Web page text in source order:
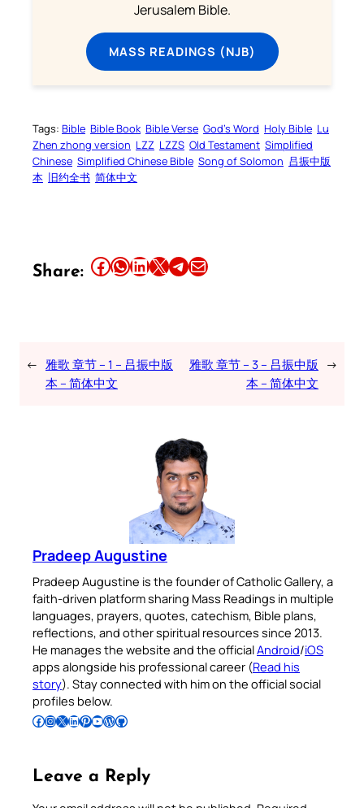
Jerusalem Bible.
MASS READINGS (NJB)
Tags: Bible Bible Book Bible Verse God’s Word Holy Bible Lu
Zhen zhong version LZZ LZZS Old Testament Simplified
Chinese Simplified Chinese Bible Song of Solomon 吕振中版
本 旧约全书 简体中文
Share: Share this article on Facebook Share this article on WhatsApp Share this article on LinkedIn Share this article on X Share this article on TelegramEmail this Article
← 雅歌 章节 – 1 – 吕振中版
本 – 简体中文
雅歌 章节 – 3 – 吕振中版
本 – 简体中文
→
Pradeep Augustine
Pradeep Augustine is the founder of Catholic Gallery, a
faith-driven platform sharing Mass Readings in multiple
languages, prayers, quotes, catechism, Bible plans,
reflections, and other spiritual resources since 2013.
He manages the website and the officialAndroid/iOS
apps alongside his professional career (Read his
story). Stay connected with him on the official social
profiles below.
Follow Pradeep on Facebook Follow Pradeep on InstagramFollow Pradeep on X Follow Pradeep on LinkedIn Follow Pradeep on Pinterest Subscribe to Pradeep’s Youtube Channel Follow Pradeep on WordPress Follow Pradeep on GitHub
Leave a Reply